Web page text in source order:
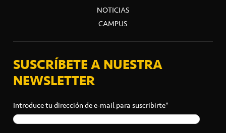
NOTICIAS
CAMPUS
SUSCRÍBETE A NUESTRA
NEWSLETTER
Introduce tu dirección de e-mail para suscribirte*